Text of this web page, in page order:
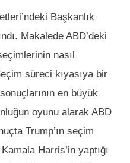
Başkanlık
Makalede ABD’deki
nasıl
süreci kıyasıya bir
en büyük
oyunu alarak ABD
Trump’ın seçim
Harris’in yaptığı